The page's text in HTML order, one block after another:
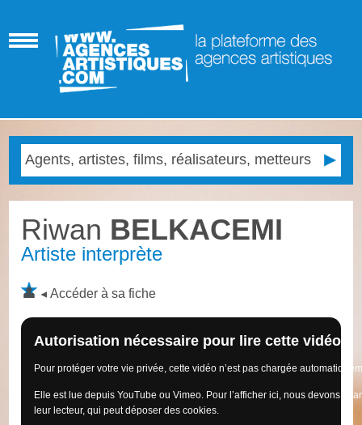
Riwan BELKACEMI
Artiste interprète
Accéder à sa fiche
Autorisation nécessaire pour lire cette vidéo
Pour protéger votre vie privée, cette vidéo n’est pas chargée
Elle est lue depuis YouTube ou Vimeo. Pour l’afficher ici, nous devons
leur lecteur, qui peut déposer des cookies.